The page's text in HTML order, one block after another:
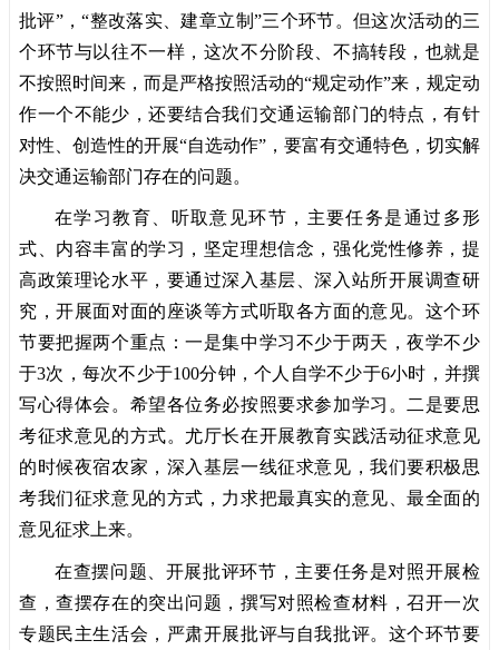
批评”，“整改落实、建章立制”三个环节。但这次活动的三
个环节与以往不一样，这次不分阶段、不搞转段，也就是
不按照时间来，而是严格按照活动的“规定动作”来，规定动
作一个不能少，还要结合我们交通运输部门的特点，有针
对性、创造性的开展“自选动作”，要富有交通特色，切实解
决交通运输部门存在的问题。
在学习教育、听取意见环节，主要任务是通过多形
式、内容丰富的学习，坚定理想信念，强化党性修养，提
高政策理论水平，要通过深入基层、深入站所开展调查研
究，开展面对面的座谈等方式听取各方面的意见。这个环
节要把握两个重点：一是集中学习不少于两天，夜学不少
于3次，每次不少于100分钟，个人自学不少于6小时，并撰
写心得体会 。希望各位务必按照要求参加学习。二是要思
考征求意见的方式。尤厅长在开展教育实践活动征求意见
的时候夜宿农家，深入基层一线征求意见，我们要积极思
考我们征求意见的方式，力求把最真实的意见、最全面的
意见征求上来。
在查摆问题、开展批评环节，主要任务是对照开展检
查，查摆存在的突出问题，撰写对照检查材料，召开一次
专题民主生活会，严肃开展批评与自我批评。这个环节要